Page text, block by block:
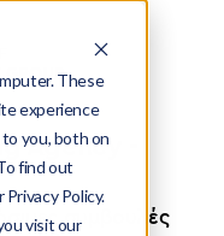
These
experience
you, both on
find out
Policy.
visit our
Agency -
συμβουλές